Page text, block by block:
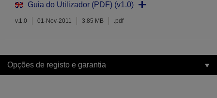
Guia do Utilizador (PDF) (v1.0)
v.1.0 01-Nov-2011 3.85 MB .pdf
Opções de registo e garantia